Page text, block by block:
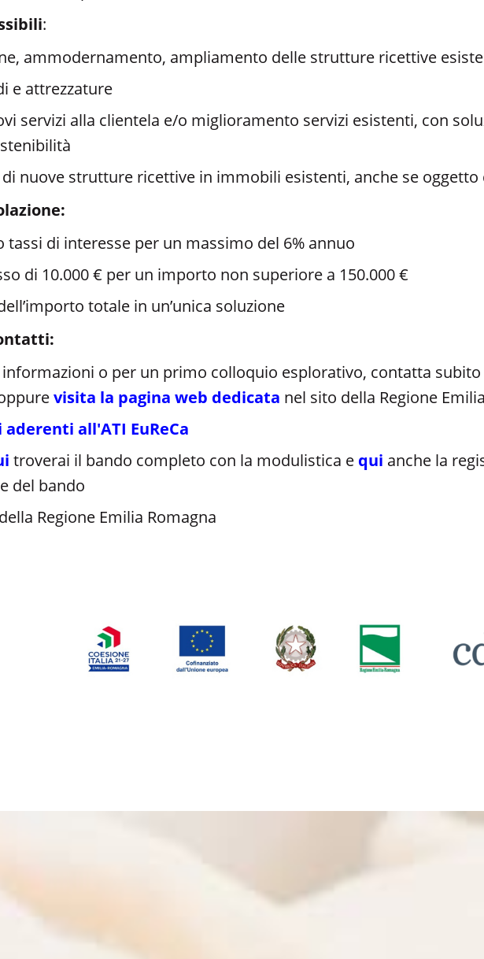
:
ammodernamento, ampliamento delle strutture ricettive
e attrezzature
servizi alla clientela e/o miglioramento servizi esistenti, con
di nuove strutture ricettive in immobili esistenti, anche se
di interesse per un massimo del 6% annuo
di 10.000 € per un importo non superiore a 150.000 €
totale in un’unica soluzione
informazioni o per un primo colloquio esplorativo, contatta
visita la pagina web dedicata nel sito della Regione
all'ATI EuReCa
troverai il bando completo con la modulistica e qui anche la
del bando
Regione Emilia Romagna